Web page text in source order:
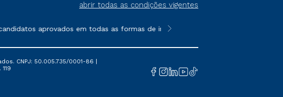
abrir todas as condições vigentes
aprovados em todas as formas de ingresso, exceto na prova on-line
**Semipresencial é um formato do
CNPJ: 50.005.735/0001-86 |